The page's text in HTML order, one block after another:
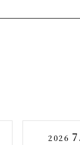
2026